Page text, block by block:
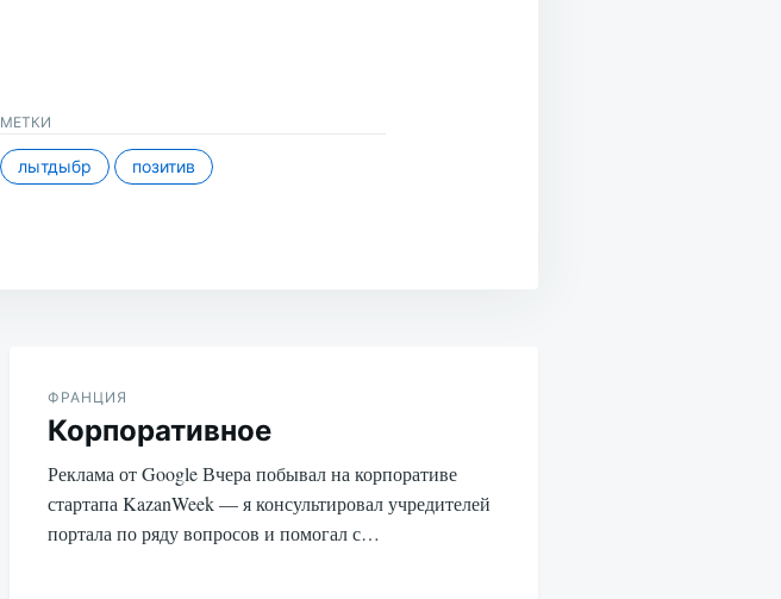
МЕТКИ
лытдыбр позитив
ФРАНЦИЯ
Корпоративное
Реклама от Google Вчера побывал на корпоративе
стартапа KazanWeek — я консультировал учредителей
портала по ряду вопросов и помогал с…